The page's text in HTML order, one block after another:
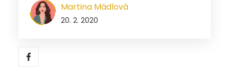
Martina Mádlová
20. 2. 2020